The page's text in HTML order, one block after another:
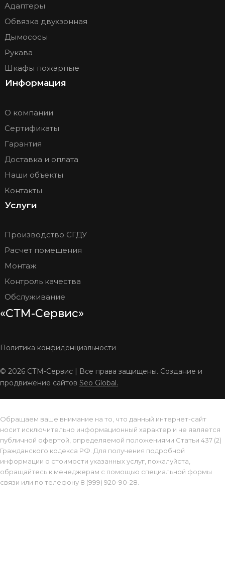
Адаптеры
Обвязка двухзонная
Дымососы
Рукава
Шкафы пожарные
Информация
О компании
Сертификаты
Гарантия
Доставка и оплата
Наши объекты
Контакты
Услуги
Производство СГДУ
Расчет помещения
Монтаж
Контроль качества
Обслуживание
«СТМ-Сервис»
Политика конфиденциальности
© 2026 СТМ-Сервис | Все права защищены. Создание и
продвижение сайтов Seo Global.
Обращаем ваше внимание на то, что данный интернет-сайт
носит исключительно информационный характер и не является
публичной офертой, определяемой положениями Статьи 437 (2)
Гражданского кодекса РФ. Для получения подробной
информации о стоимости указанных услуг, пожалуйста,
обращайтесь к менеджерам с помощью специальной формы
связи или по телефону 8 (999) 920-90-28.